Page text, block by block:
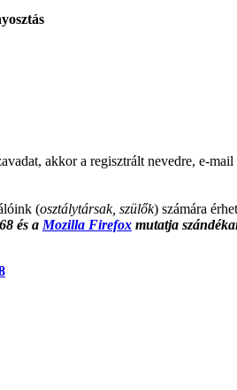
akkor a regisztrált nevedre, e-
(osztálytársak, szülők) számára
és a Mozilla Firefox mutatja